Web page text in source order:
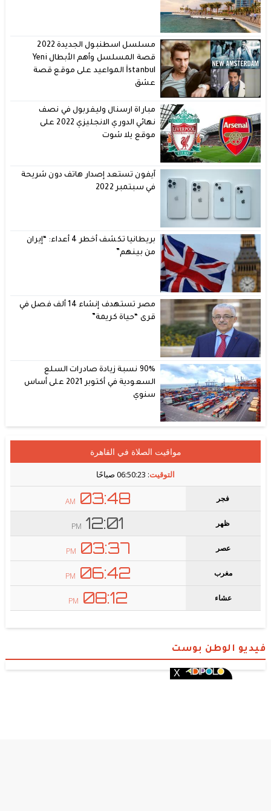
مسلسل اسطنبول الجديدة 2022
قصة المسلسل وأهم الأبطال Yeni
İstanbul المواعيد على موقع قصة
عشق
مباراة ارسنال وليفربول في نصف
نهائي الدوري الانجليزي 2022 على
موقع يلا شوت
آيفون تستعد إصدار هاتف دون شريحة
في سبتمبر 2022
بريطانيا تكشف أخطر 4 أعداء: “إيران
من بينهم”
مصر تستهدف إنشاء 14 ألف فصل في
قرى “حياة كريمة”
90% نسبة زيادة صادرات السلع
السعودية في أكتوبر 2021 على أساس
سنوي
فيديو الوطن بوست